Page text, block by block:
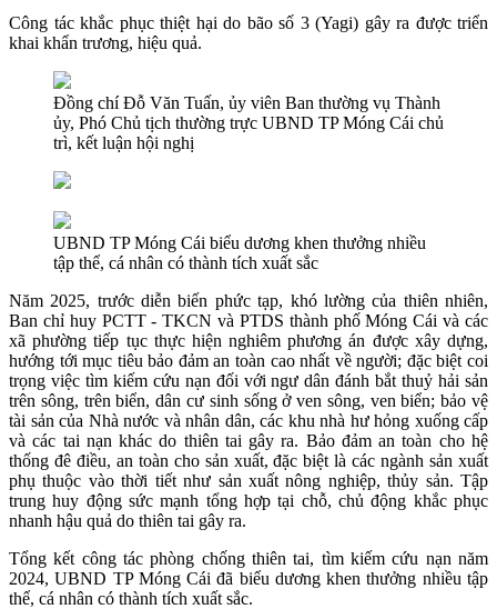
Công tác khắc phục thiệt hại do bão số 3 (Yagi) gây ra được triển
khai khẩn trương, hiệu quả.
Đồng chí Đỗ Văn Tuấn, ủy viên Ban thường vụ Thành
ủy, Phó Chủ tịch thường trực UBND TP Móng Cái chủ
trì, kết luận hội nghị
UBND TP Móng Cái biểu dương khen thưởng nhiều
tập thể, cá nhân có thành tích xuất sắc
Năm 2025, trước diễn biến phức tạp, khó lường của thiên nhiên,
Ban chỉ huy PCTT - TKCN và PTDS thành phố Móng Cái và các
xã phường tiếp tục thực hiện nghiêm phương án được xây dựng,
hướng tới mục tiêu bảo đảm an toàn cao nhất về người; đặc biệt coi
trọng việc tìm kiếm cứu nạn đối với ngư dân đánh bắt thuỷ hải sản
trên sông, trên biển, dân cư sinh sống ở ven sông, ven biển; bảo vệ
tài sản của Nhà nước và nhân dân, các khu nhà hư hỏng xuống cấp
và các tai nạn khác do thiên tai gây ra. Bảo đảm an toàn cho hệ
thống đê điều, an toàn cho sản xuất, đặc biệt là các ngành sản xuất
phụ thuộc vào thời tiết như sản xuất nông nghiệp, thủy sản. Tập
trung huy động sức mạnh tổng hợp tại chỗ, chủ động khắc phục
nhanh hậu quả do thiên tai gây ra.
Tổng kết công tác phòng chống thiên tai, tìm kiếm cứu nạn năm
2024, UBND TP Móng Cái đã biểu dương khen thưởng nhiều tập
thể, cá nhân có thành tích xuất sắc.